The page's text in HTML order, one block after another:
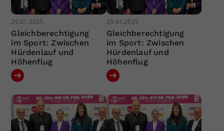
29.01.2025
Gleichberechtigung
im Sport: Zwischen
Hürdenlauf und
Höhenflug
29.01.2025
Gleichberechtigung
im Sport: Zwischen
Hürdenlauf und
Höhenflug